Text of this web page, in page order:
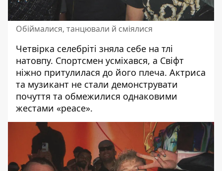
Обіймалися, танцювали й сміялися
Четвірка селебріті зняла себе на тлі
натовпу. Спортсмен усміхався, а Свіфт
ніжно притулилася до його плеча. Актриса
та музикант не стали демонструвати
почуття та обмежилися однаковими
жестами «peace».